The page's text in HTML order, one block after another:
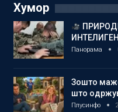
Хумор
Панорама
Зошто
што
Плусинфо